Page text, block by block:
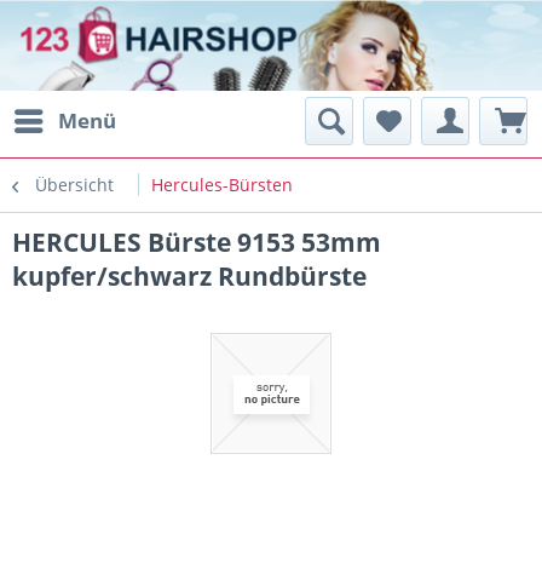
Menü
Übersicht Hercules-Bürsten
HERCULES Bürste 9153 53mm
kupfer/schwarz Rundbürste